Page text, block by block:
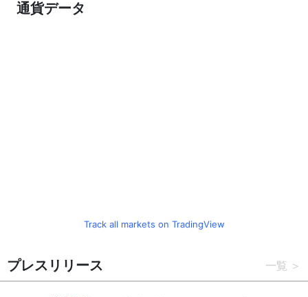
通貨データ
Track all markets on TradingView
プレスリリース 一覧